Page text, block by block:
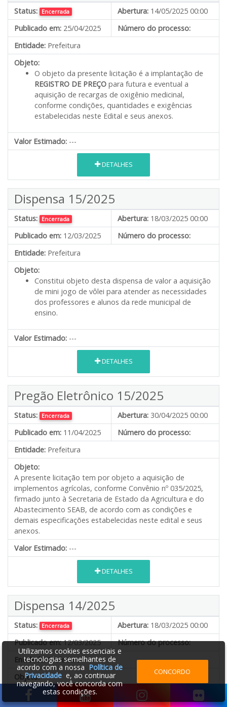
Status: Encerrada Abertura: 14/05/2025 00:00
Publicado em: 25/04/2025
Número do processo:
Entidade: Prefeitura
Objeto:
O objeto da presente licitação é a implantação de
REGISTRO DE PREÇO para futura e eventual a
aquisição de recargas de oxigênio medicinal,
conforme condições, quantidades e exigências
estabelecidas neste Edital e seus anexos.
Valor Estimado: ---
DETALHES
Dispensa 15/2025
Status: Encerrada Abertura: 18/03/2025 00:00
Publicado em: 12/03/2025
Número do processo:
Entidade: Prefeitura
Objeto:
Constitui objeto desta dispensa de valor a aquisição
de mini jogo de vôlei para atender as necessidades
dos professores e alunos da rede municipal de
ensino.
Valor Estimado: ---
DETALHES
Pregão Eletrônico 15/2025
Status: Encerrada Abertura: 30/04/2025 00:00
Publicado em: 11/04/2025
Número do processo:
Entidade: Prefeitura
Objeto:
A presente licitação tem por objeto a aquisição de
implementos agrícolas, conforme Convênio nº 035/2025,
firmado junto à Secretaria de Estado da Agricultura e do
Abastecimento SEAB, de acordo com as condições e
demais especificações estabelecidas neste edital e seus
anexos.
Valor Estimado: ---
DETALHES
Dispensa 14/2025
Status: Encerrada Abertura: 18/03/2025 00:00
Publicado em:12/03/2025
Número do processo:
Entidade:Prefeitura
Objeto:
Constitui objeto desta dispensa de valor a contratação de
empresa para fornecimento e instalação de portas em
Utilizamos cookies essenciais e
tecnologias semelhantes de
acordo com a nossa Política de
Privacidadee, ao continuar
navegando, você concorda com
estas condições.
CONCORDO